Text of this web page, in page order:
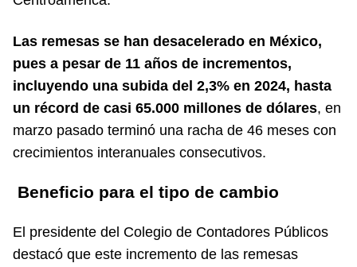
Las remesas se han desacelerado en México,
pues a pesar de 11 años de incrementos,
incluyendo una subida del 2,3% en 2024, hasta
un récord de casi 65.000 millones de dólares, en
marzo pasado terminó una racha de 46 meses con
crecimientos interanuales consecutivos.
Beneficio para el tipo de cambio
El presidente del Colegio de Contadores Públicos
destacó que este incremento de las remesas